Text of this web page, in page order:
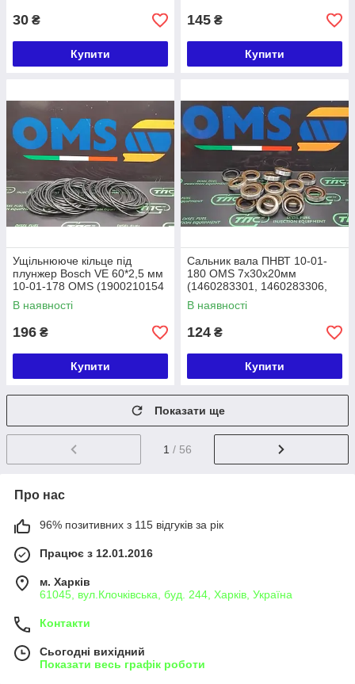
30 ₴
Купити
145 ₴
Купити
Ущільнююче кільце під
плунжер Bosch VE 60*2,5 мм
10-01-178 OMS (1900210154
- 7074475 - 9924973)
В наявності
196 ₴
Купити
Сальник вала ПНВТ 10-01-
180 OMS 7х30х20мм
(1460283301, 1460283306,
1460283309, 1460283310,
79023584 - 9956499)
В наявності
124 ₴
Купити
Показати ще
1 / 56
Про нас
96% позитивних з 115 відгуків за рік
Працює з 12.01.2016
м. Харків
61045, вул.Клочківська, буд. 244, Харків, Україна
Контакти
Сьогодні вихідний
Показати весь графік роботи